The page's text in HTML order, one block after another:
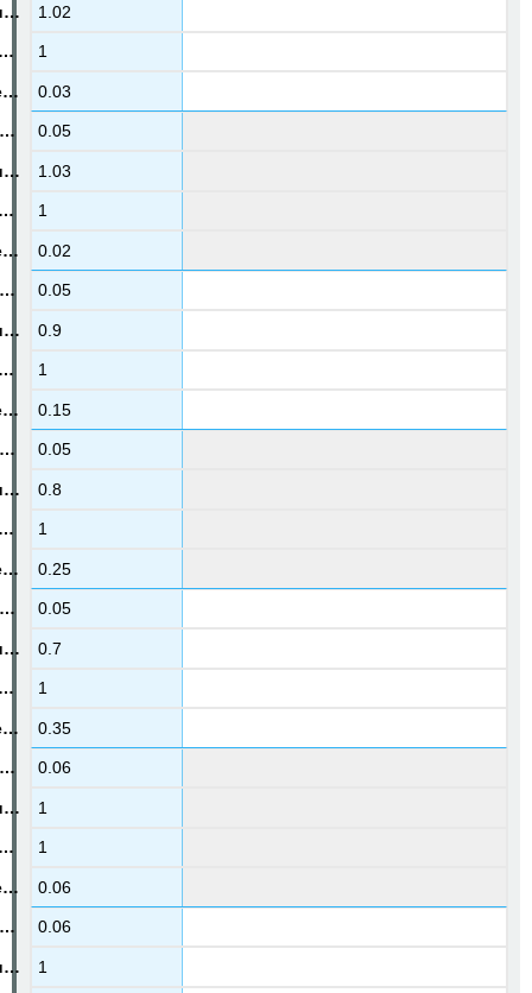
1.02
1
0.03
0.05
1.03
1
0.02
0.05
0.9
1
0.15
0.05
0.8
1
0.25
0.05
0.7
1
0.35
0.06
1
1
0.06
0.06
1